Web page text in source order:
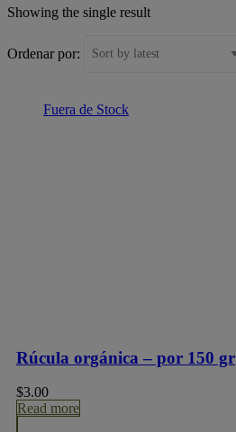
Showing the single result
Ordenar por:
Fuera de Stock
Rúcula orgánica – por 150 gr
$3.00
Read more